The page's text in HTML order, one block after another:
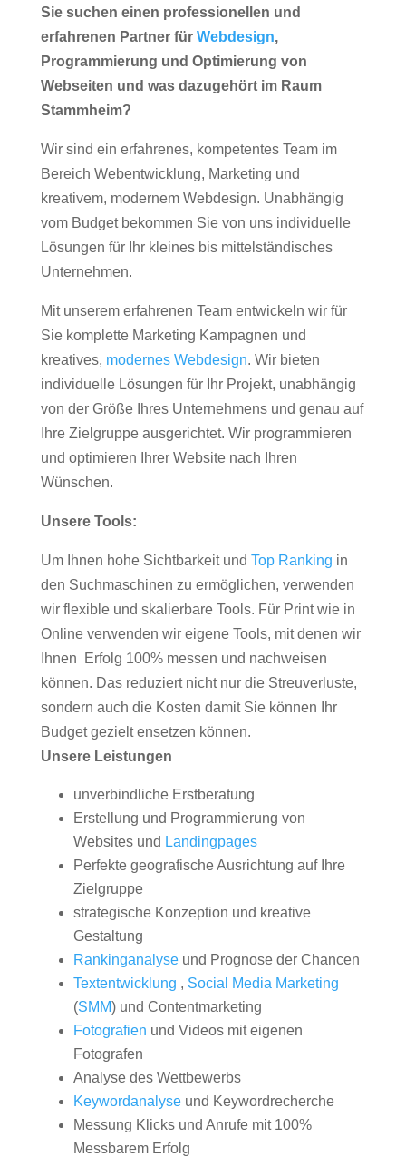
Sie suchen einen professionellen und
erfahrenen Partner für Webdesign,
Programmierung und Optimierung von
Webseiten und was dazugehört im Raum
Stammheim?
Wir sind ein erfahrenes, kompetentes Team im
Bereich Webentwicklung, Marketing und
kreativem, modernem Webdesign. Unabhängig
vom Budget bekommen Sie von uns individuelle
Lösungen für Ihr kleines bis mittelständisches
Unternehmen.
Mit unserem erfahrenen Team entwickeln wir für
Sie komplette Marketing Kampagnen und
kreatives, modernes Webdesign. Wir bieten
individuelle Lösungen für Ihr Projekt, unabhängig
von der Größe Ihres Unternehmens und genau auf
Ihre Zielgruppe ausgerichtet. Wir programmieren
und optimieren Ihrer Website nach Ihren
Wünschen.
Unsere Tools:
Um Ihnen hohe Sichtbarkeit und Top Ranking in
den Suchmaschinen zu ermöglichen, verwenden
wir flexible und skalierbare Tools. Für Print wie in
Online verwenden wir eigene Tools, mit denen wir
Ihnen Erfolg 100% messen und nachweisen
können. Das reduziert nicht nur die Streuverluste,
sondern auch die Kosten damit Sie können Ihr
Budget gezielt ensetzen können.
Unsere Leistungen
unverbindliche Erstberatung
Erstellung und Programmierung von
Websites und Landingpages
Perfekte geografische Ausrichtung auf Ihre
Zielgruppe
strategische Konzeption und kreative
Gestaltung
Rankinganalyseund Prognose der Chancen
Textentwicklung , Social Media Marketing
(SMM) und Contentmarketing
Fotografien und Videos mit eigenen
Fotografen
Analyse des Wettbewerbs
Keywordanalyseund Keywordrecherche
Messung Klicks und Anrufe mit 100%
Messbarem Erfolg